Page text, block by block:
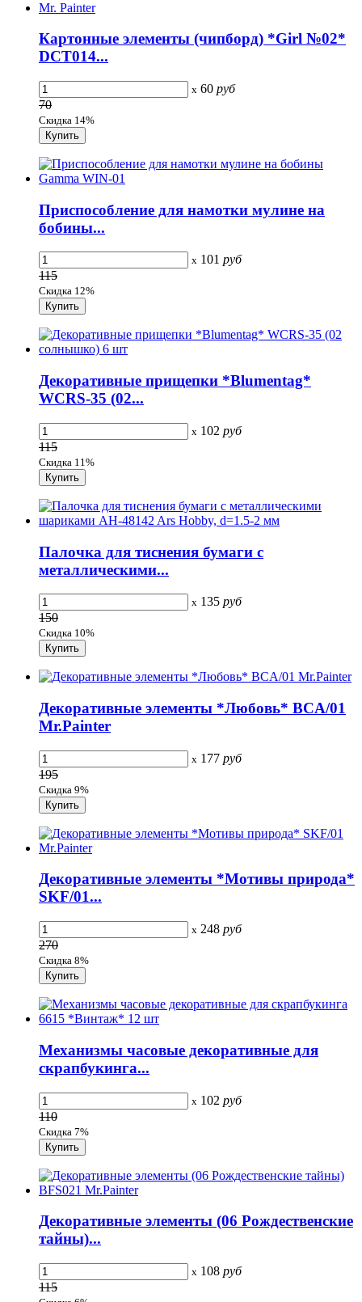
Картонные элементы (чипборд) *Girl №02*
DCT014...
x 60 руб
70
Скидка 14%
Приспособление для намотки мулине на
бобины...
x 101 руб
115
Скидка 12%
Декоративные прищепки *Blumentag*
WCRS-35 (02...
x 102 руб
115
Скидка 11%
Палочка для тиснения бумаги с
металлическими...
x 135 руб
150
Скидка 10%
Декоративные элементы *Любовь* BCA/01
Mr.Painter
x 177 руб
195
Скидка 9%
Декоративные элементы *Мотивы природа*
SKF/01...
x 248 руб
270
Скидка 8%
Механизмы часовые декоративные для
скрапбукинга...
x 102 руб
110
Скидка 7%
Декоративные элементы (06 Рождественские
тайны)...
x 108 руб
115